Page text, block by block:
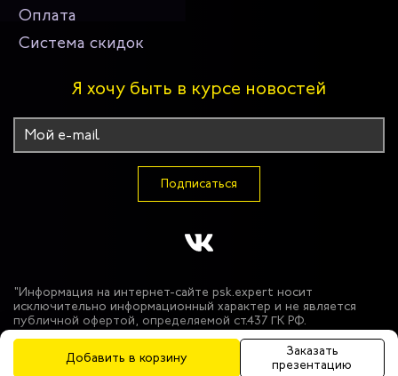
Добавить в корзину
Заказать
презентацию
Оплата
Система скидок
Я хочу быть в курсе новостей
Подписаться
"Информация на интернет-сайте psk.expert носит
исключительно информационный характер и не является
публичной офертой, определяемой ст.437 ГК РФ.
Производитель оставляет за собой право в одностороннем
порядке вносить изменения в состав материалов,
используемых в производстве продукции, при условии